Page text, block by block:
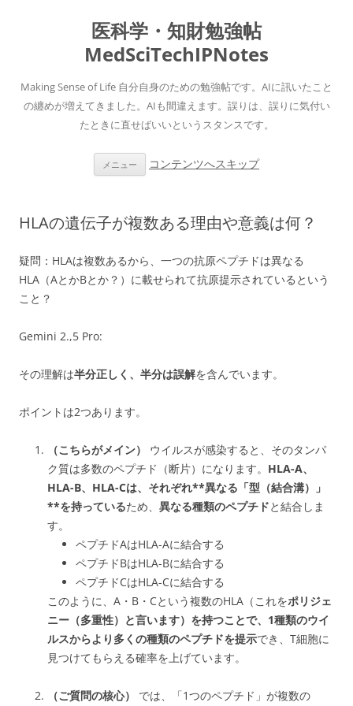
医科学・知財勉強帖
MedSciTechIPNotes
Making Sense of Life 自分自身のための勉強帖です。AIに訊いたこと
の纏めが増えてきました。AIも間違えます。誤りは、誤りに気付い
たときに直せばいいというスタンスです。
メニュー コンテンツへスキップ
HLAの遺伝子が複数ある理由や意義は何？
疑問：HLAは複数あるから、一つの抗原ペプチドは異なる
HLA（AとかBとか？）に載せられて抗原提示されているという
こと？
Gemini 2.,5 Pro:
その理解は半分正しく、半分は誤解を含んでいます。
ポイントは2つあります。
（こちらがメイン）
ウイルスが感染すると、そのタンパ
ク質は多数のペプチド（断片）になります。 HLA-A、
HLA-B、HLA-Cは、それぞれ**異なる「型（結合溝）」
**を持っているため、 異なる種類のペプチドと結合 しま
す。
ペプチドAはHLA-Aに結合する
ペプチドBはHLA-Bに結合する
ペプチドCはHLA-Cに結合する
このように、A・B・Cという複数のHLA（これをポリジェ
ニー（多重性）と言います）を持つことで、 1種類のウイ
ルスからより多くの種類のペプチドを提示でき、T細胞に
見つけてもらえる確率を上げています。
（ご質問の核心）
では、「1つのペプチド」が複数の